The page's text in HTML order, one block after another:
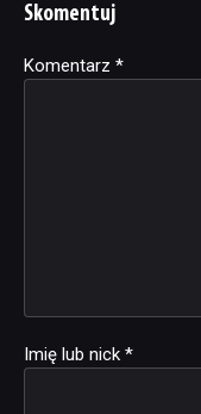
Skomentuj
Komentarz *
Imię lub nick *
Alternative: